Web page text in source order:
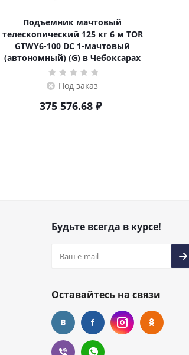
Подъемник мачтовый
телескопический 125 кг 6 м TOR
GTWY6-100 DC 1-мачтовый
(автономный) (G) в Чебоксарах
Под заказ
375 576.68₽
Будьте всегда в курсе!
Оставайтесь на связи